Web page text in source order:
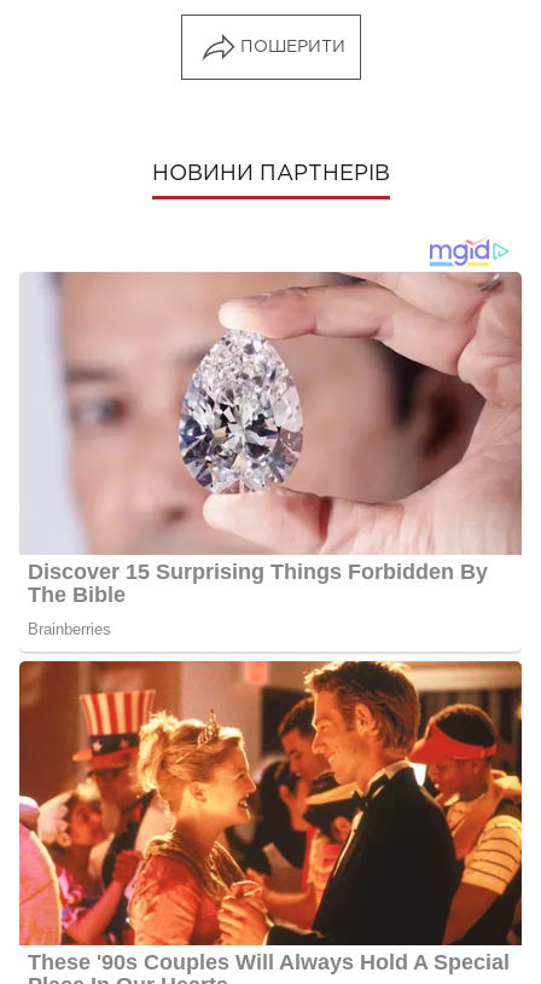
ПОШЕРИТИ
НОВИНИ ПАРТНЕРІВ